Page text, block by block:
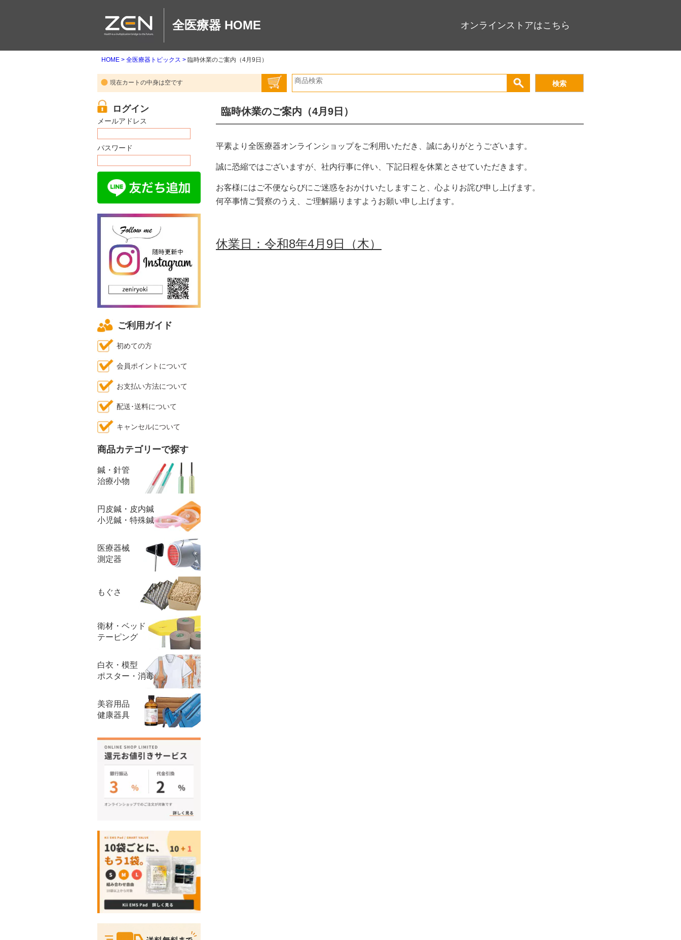
全医療器 HOME オンラインストアはこちら
HOME 全医療器トピックス 臨時休業のご案内（4月9日）
現在カートの中身は空です
臨時休業のご案内（4月9日）
平素より全医療器オンラインショップをご利用いただき、誠にありがとうございます。
誠に恐縮ではございますが、社内行事に伴い、下記日程を休業とさせていただきます。
お客様にはご不便ならびにご迷惑をおかけいたしますこと、心よりお詫び申し上げます。
何卒事情ご賢察のうえ、ご理解賜りますようお願い申し上げます。
休業日：令和8年4月9日（木）
メールアドレス
パスワード
ご利用ガイド
初めての方
会員ポイントについて
お支払い方法について
配送･送料について
キャンセルについて
商品カテゴリーで探す
鍼・針管
治療小物
円皮鍼・皮内鍼
小児鍼・特殊鍼
医療器械
測定器
もぐさ
衛材・ベッド
テーピング
白衣・模型
ポスター・消毒
美容用品
健康器具